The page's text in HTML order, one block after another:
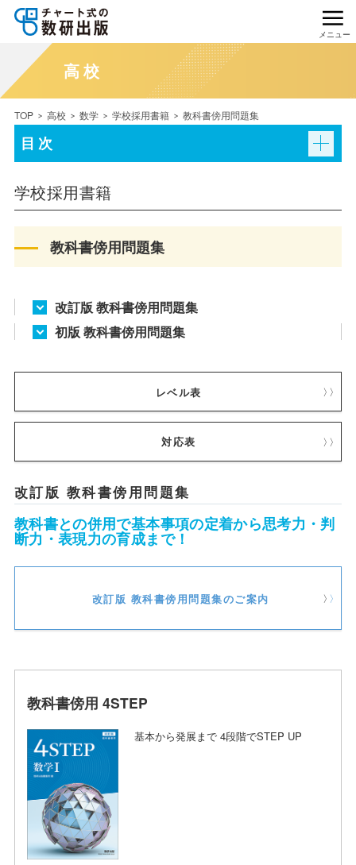
メニュー
高校
TOP 高校 数学 学校採用書籍 教科書傍用問題集
学校採用書籍
教科書傍用問題集
改訂版 教科書傍用問題集
初版 教科書傍用問題集
レベル表
対応表
改訂版 教科書傍用問題集
教科書との併用で基本事項の定着から思考力・判
断力・表現力の育成まで！
改訂版 教科書傍用問題集のご案内
教科書傍用 4STEP
基本から発展まで 4段階でSTEP UP
目次